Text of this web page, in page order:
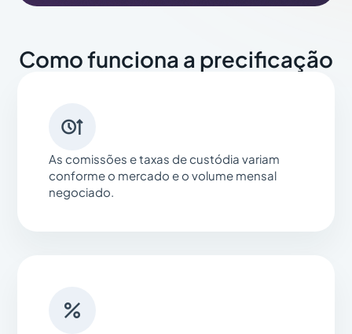
Como funciona a precificação

As comissões e taxas de custódia variam
conforme o mercado e o volume mensal
negociado.
